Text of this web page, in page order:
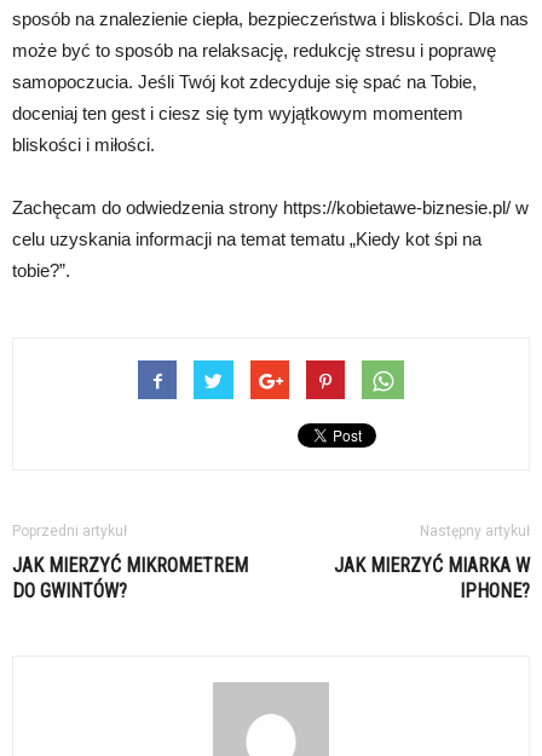
sposób na znalezienie ciepła, bezpieczeństwa i bliskości. Dla nas
może być to sposób na relaksację, redukcję stresu i poprawę
samopoczucia. Jeśli Twój kot zdecyduje się spać na Tobie,
doceniaj ten gest i ciesz się tym wyjątkowym momentem
bliskości i miłości.
Zachęcam do odwiedzenia strony https://kobietawe-biznesie.pl/ w
celu uzyskania informacji na temat tematu „Kiedy kot śpi na
tobie?”.
Poprzedni artykuł
JAK MIERZYĆ MIKROMETREM
DO GWINTÓW?
Następny artykuł
JAK MIERZYĆ MIARKA W
IPHONE?